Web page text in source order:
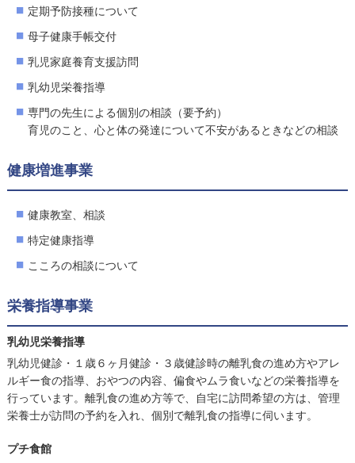
定期予防接種について
母子健康手帳交付
乳児家庭養育支援訪問
乳幼児栄養指導
専門の先生による個別の相談（要予約）
育児のこと、心と体の発達について不安があるときなどの相談
健康増進事業
健康教室、相談
特定健康指導
こころの相談について
栄養指導事業
乳幼児栄養指導
乳幼児健診・１歳６ヶ月健診・３歳健診時の離乳食の進め方やアレ
ルギー食の指導、おやつの内容、偏食やムラ食いなどの栄養指導を
行っています。離乳食の進め方等で、自宅に訪問希望の方は、管理
栄養士が訪問の予約を入れ、個別で離乳食の指導に伺います。
プチ食館